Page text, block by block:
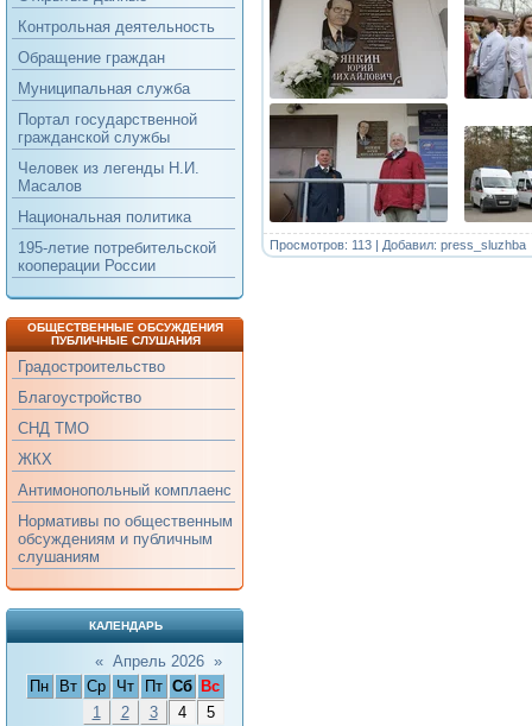
Контрольная деятельность
Обращение граждан
Муниципальная служба
Портал государственной
гражданской службы
Человек из легенды Н.И.
Масалов
Национальная политика
195-летие потребительской
кооперации России
ОБЩЕСТВЕННЫЕ ОБСУЖДЕНИЯ
ПУБЛИЧНЫЕ СЛУШАНИЯ
Градостроительство
Благоустройство
СНД ТМО
ЖКХ
Антимонопольный комплаенс
Нормативы по общественным
обсуждениям и публичным
слушаниям
КАЛЕНДАРЬ
« Апрель 2026 »
Пн
Вт Ср Чт Пт Сб
Вс
1
2 3 4
5
Просмотров: 113 | Добавил: press_sluzhba